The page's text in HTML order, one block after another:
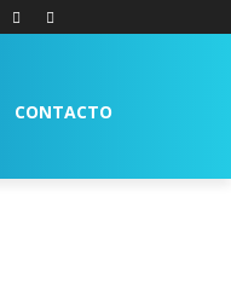
CONTACTO